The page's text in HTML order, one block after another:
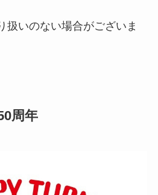
いのない場合がございま
周年